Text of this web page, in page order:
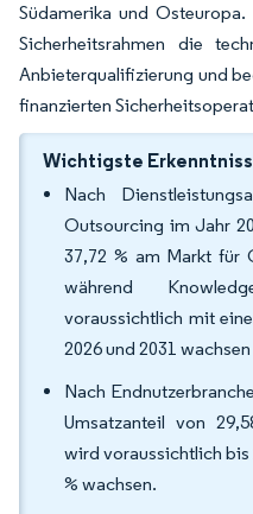
Südamerika und
Sicherheitsrahmen die
Anbieterqualifizierung und
finanzierten
Wichtigste
Nach
Outsourcing im Jahr
37,72 % am Markt für
während
voraussichtlich mit
2026 und 2031
Nach
Umsatzanteil von
wird voraussichtlich bis
% wachsen.